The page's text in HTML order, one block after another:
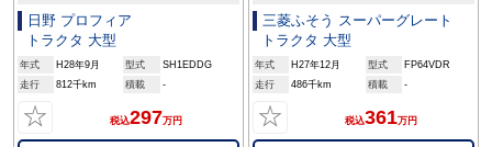
日野 プロフィア
トラクタ 大型
年式 H28年9月 型式
SH1EDDG
走行
812千km 積載 -
☆ 税込297万円
三菱ふそう スーパーグレート
トラクタ 大型
年式 H27年12月 型式
FP64VDR
走行
486千km 積載 -
☆ 税込361万円